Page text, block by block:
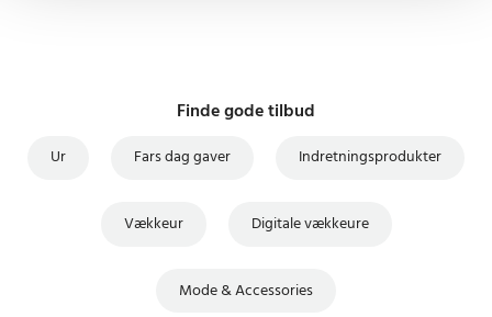
Finde gode tilbud
Ur Fars dag gaver Indretningsprodukter
Vækkeur Digitale vækkeure
Mode & Accessories